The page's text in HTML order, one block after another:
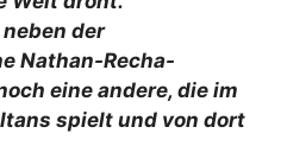
der
Nathan-Recha-
eine andere, die im
spielt und von dort